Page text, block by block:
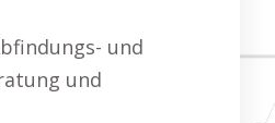
und
und